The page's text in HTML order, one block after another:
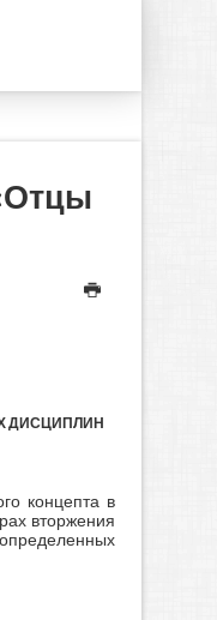
К
ДИСЦИПЛИН
концепта в
вторжения